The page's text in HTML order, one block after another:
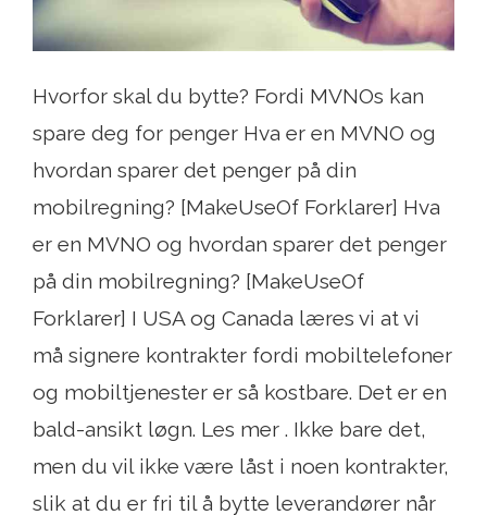
Hvorfor skal du bytte? Fordi MVNOs kan
spare deg for penger Hva er en MVNO og
hvordan sparer det penger på din
mobilregning? [MakeUseOf Forklarer] Hva
er en MVNO og hvordan sparer det penger
på din mobilregning? [MakeUseOf
Forklarer] I USA og Canada læres vi at vi
må signere kontrakter fordi mobiltelefoner
og mobiltjenester er så kostbare. Det er en
bald-ansikt løgn. Les mer . Ikke bare det,
men du vil ikke være låst i noen kontrakter,
slik at du er fri til å bytte leverandører når